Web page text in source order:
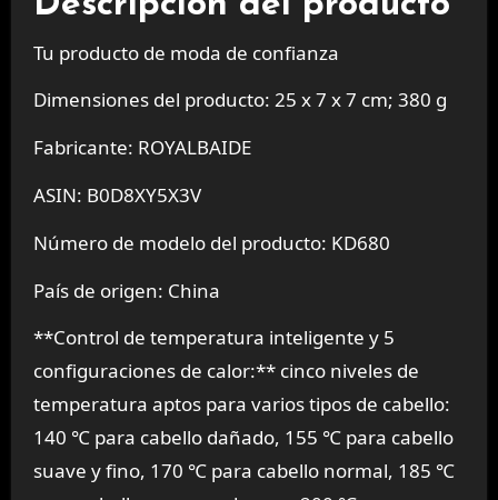
Tu producto de moda de confianza
Dimensiones del producto: 25 x 7 x 7 cm; 380 g
Fabricante: ROYALBAIDE
ASIN: B0D8XY5X3V
Número de modelo del producto: KD680
País de origen: China
**Control de temperatura inteligente y 5
configuraciones de calor:** cinco niveles de
temperatura aptos para varios tipos de cabello:
140 ℃ para cabello dañado, 155 ℃ para cabello
suave y fino, 170 ℃ para cabello normal, 185 ℃